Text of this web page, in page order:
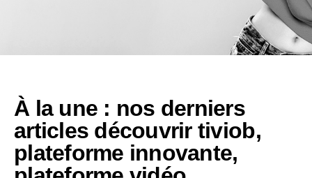
À la une : nos derniers
articles découvrir tiviob,
plateforme innovante,